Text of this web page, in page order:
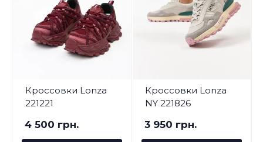
Кроссовки Lonza
221221
4 500 грн.
Кроссовки Lonza
NY 221826
3 950 грн.